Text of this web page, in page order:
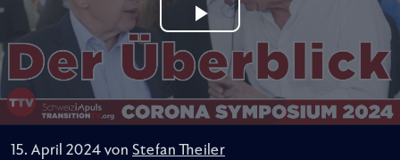
15. April 2024 von Stefan Theiler